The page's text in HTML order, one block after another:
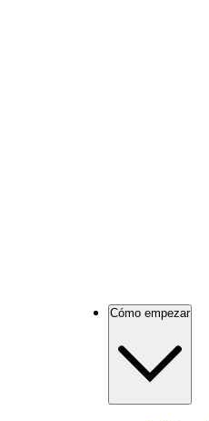
Cómo empezar